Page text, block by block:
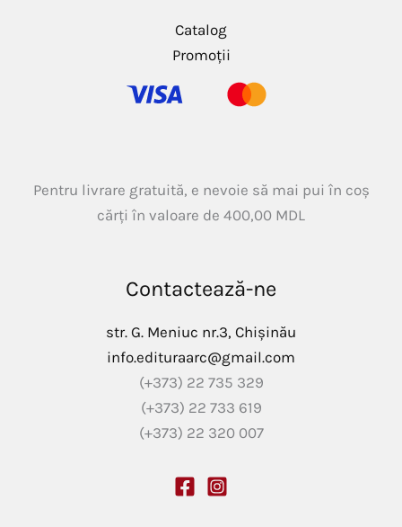
Catalog
Promoții
Pentru livrare gratuită, e nevoie să mai pui în coș
cărți în valoare de 400,00 MDL
Contactează-ne
str. G. Meniuc nr.3, Chișinău
info.edituraarc@gmail.com
(+373) 22 735 329
(+373) 22 733 619
(+373) 22 320 007